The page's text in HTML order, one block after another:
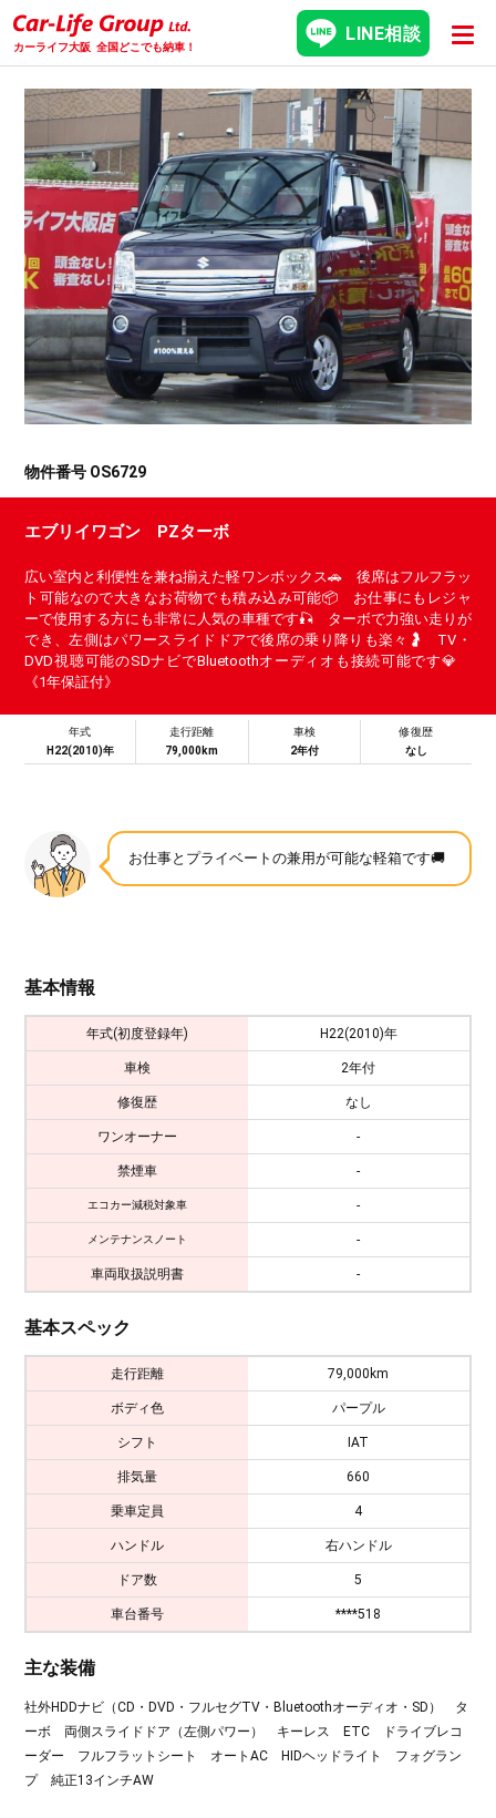
カーライフ大阪 全国どこでも納車！
LINE相談
物件番号 OS6729
エブリイワゴン PZターボ
広い室内と利便性を兼ね揃えた軽ワンボックス🚗 後席はフルフラッ
ト可能なので大きなお荷物でも積み込み可能📦 お仕事にもレジャ
ーで使用する方にも非常に人気の車種です🎣 ターボで力強い走りが
でき、左側はパワースライドドアで後席の乗り降りも楽々🤰 TV・
DVD視聴可能のSDナビでBluetoothオーディオも接続可能です💎
《1年保証付》
年式
H22(2010)年
走行距離
79,000km
車検
2年付
修復歴
なし
お仕事とプライベートの兼用が可能な軽箱です🚚
基本情報
年式(初度登録年) H22(2010)年
車検 2年付
修復歴 なし
ワンオーナー -
禁煙車 -
エコカー減税対象車 -
メンテナンスノート -
車両取扱説明書 -
基本スペック
走行距離 79,000km
ボディ色 パープル
シフト IAT
排気量 660
乗車定員 4
ハンドル 右ハンドル
ドア数 5
車台番号 ****518
主な装備
社外HDDナビ（CD・DVD・フルセグTV・Bluetoothオーディオ・SD） タ
ーボ 両側スライドドア（左側パワー） キーレス ETC ドライブレコ
ーダー フルフラットシート オートAC HIDヘッドライト フォグラン
プ 純正13インチAW